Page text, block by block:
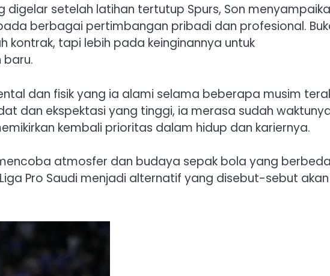
digelar setelah latihan tertutup Spurs, Son
berbagai pertimbangan pribadi dan profesional.
kontrak, tapi lebih pada keinginannya untuk
baru.
dan fisik yang ia alami selama beberapa musim
dan ekspektasi yang tinggi, ia merasa sudah
kembali prioritas dalam hidup dan kariernya.
atmosfer dan budaya sepak bola yang
Pro Saudi menjadi alternatif yang disebut-sebut akan